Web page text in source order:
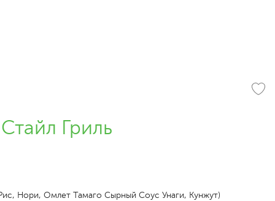
Гриль
Нори, Омлет Тамаго Сырный Соус Унаги, Кунжут)